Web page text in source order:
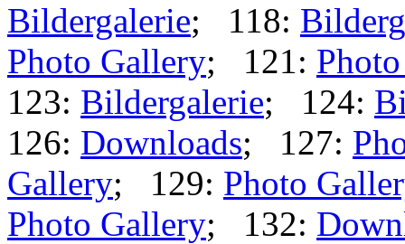
Bildergalerie; 118:
Photo Gallery; 121:
123: Bildergalerie; 124:
126: Downloads; 127:
Gallery; 129: Photo
Photo Gallery; 132: